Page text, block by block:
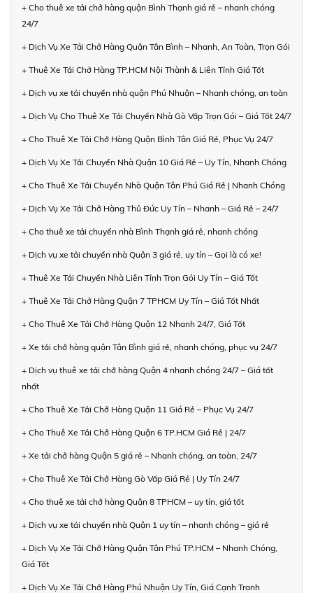
+ Cho thuê xe tải chở hàng quận Bình Thạnh giá rẻ – nhanh chóng
24/7
+ Dịch Vụ Xe Tải Chở Hàng Quận Tân Bình – Nhanh, An Toàn, Trọn Gói
+ Thuê Xe Tải Chở Hàng TP.HCM Nội Thành & Liên Tỉnh Giá Tốt
+ Dịch vụ xe tải chuyển nhà quận Phú Nhuận – Nhanh chóng, an toàn
+ Dịch Vụ Cho Thuê Xe Tải Chuyển Nhà Gò Vấp Trọn Gói – Giá Tốt 24/7
+ Cho Thuê Xe Tải Chở Hàng Quận Bình Tân Giá Rẻ, Phục Vụ 24/7
+ Dịch Vụ Xe Tải Chuyển Nhà Quận 10 Giá Rẻ – Uy Tín, Nhanh Chóng
+ Cho Thuê Xe Tải Chuyển Nhà Quận Tân Phú Giá Rẻ | Nhanh Chóng
+ Dịch Vụ Xe Tải Chở Hàng Thủ Đức Uy Tín – Nhanh – Giá Rẻ – 24/7
+ Cho thuê xe tải chuyển nhà Bình Thạnh giá rẻ, nhanh chóng
+ Dịch vụ xe tải chuyển nhà Quận 3 giá rẻ, uy tín – Gọi là có xe!
+ Thuê Xe Tải Chuyển Nhà Liên Tỉnh Trọn Gói Uy Tín – Giá Tốt
+ Thuê Xe Tải Chở Hàng Quận 7 TPHCM Uy Tín – Giá Tốt Nhất
+ Cho Thuê Xe Tải Chở Hàng Quận 12 Nhanh 24/7, Giá Tốt
+ Xe tải chở hàng quận Tân Bình giá rẻ, nhanh chóng, phục vụ 24/7
+ Dịch vụ thuê xe tải chở hàng Quận 4 nhanh chóng 24/7 – Giá tốt
nhất
+ Cho Thuê Xe Tải Chở Hàng Quận 11 Giá Rẻ – Phục Vụ 24/7
+ Cho Thuê Xe Tải Chở Hàng Quận 6 TP.HCM Giá Rẻ | 24/7
+ Xe tải chở hàng Quận 5 giá rẻ – Nhanh chóng, an toàn, 24/7
+ Cho Thuê Xe Tải Chở Hàng Gò Vấp Giá Rẻ | Uy Tín 24/7
+ Cho thuê xe tải chở hàng Quận 8 TPHCM – uy tín, giá tốt
+ Dịch vụ xe tải chuyển nhà Quận 1 uy tín – nhanh chóng – giá rẻ
+ Dịch Vụ Xe Tải Chở Hàng Quận Tân Phú TP.HCM – Nhanh Chóng,
Giá Tốt
+ Dịch Vụ Xe Tải Chở Hàng Phú Nhuận Uy Tín, Giá Cạnh Tranh